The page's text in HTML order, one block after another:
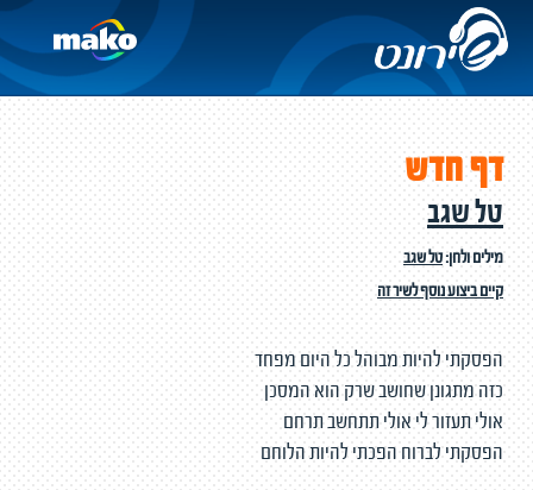
דף חדש
טל שגב
מילים ולחן:טל שגב
קיים ביצוע נוסף לשיר זה
הפסקתי להיות מבוהל כל היום מפחד
כזה מתגונן שחושב שרק הוא המסכן
אולי תעזור לי אולי תתחשב תרחם
הפסקתי לברוח הפכתי להיות הלוחם